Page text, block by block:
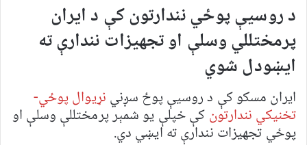
د روسیې پوځي نندارتون کې د ایران
پرمختللي وسلې او تجهیزات نندارې ته
ايښودل شوي
ایران مسکو کې د روسیې پوځ سږني نړیوال پوځي-
تخنیکي نندارتون کې خپلې یو شمېر پرمختللې وسلې او
پوځي تجهیزات نندارې ته ایښي دي.